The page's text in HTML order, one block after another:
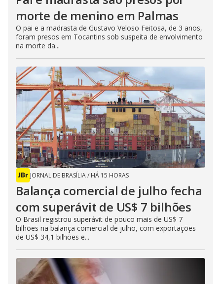
morte de menino em Palmas
O pai e a madrasta de Gustavo Veloso Feitosa, de 3 anos,
foram presos em Tocantins sob suspeita de envolvimento
na morte da...
JORNAL DE BRASÍLIA/ HÁ 15 HORAS
Balança comercial de julho fecha
com superávit de US$ 7 bilhões
O Brasil registrou superávit de pouco mais de US$ 7
bilhões na balança comercial de julho, com exportações
de US$ 34,1 bilhões e...